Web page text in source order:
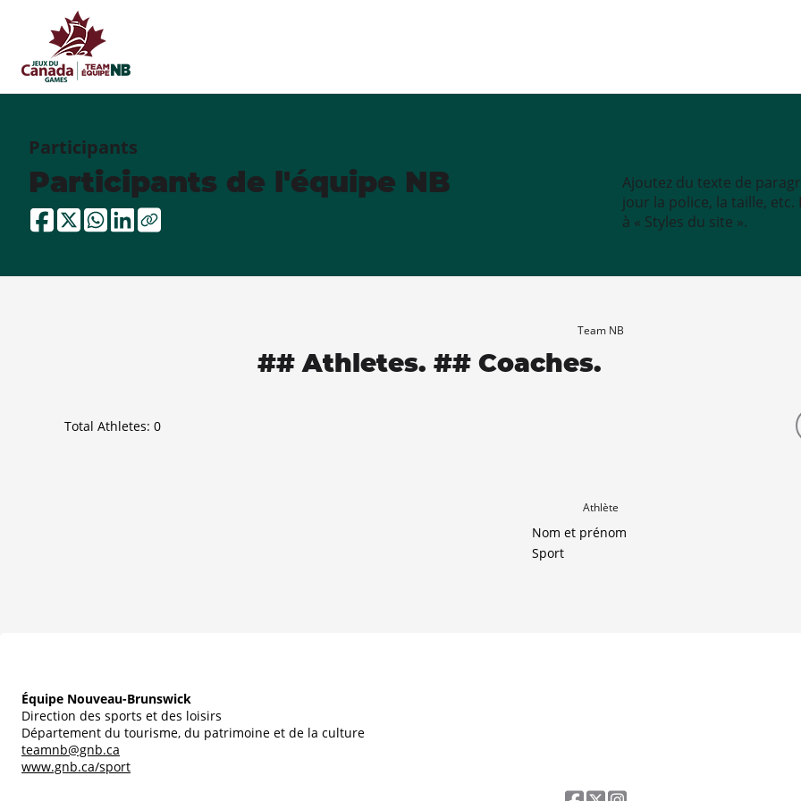
Participants
Participants de l'équipe NB
Ajoutez du texte de
jour la police, la taille,
à « Styles du site ».
Team NB
## Athletes. ## Coaches.
Total Athletes: 0
Athlète
Nom et prénom
Sport
Équipe Nouveau-Brunswick
Direction des sports et des loisirs
Département du tourisme, du patrimoine et de la culture
teamnb@gnb.ca
www.gnb.ca/sport